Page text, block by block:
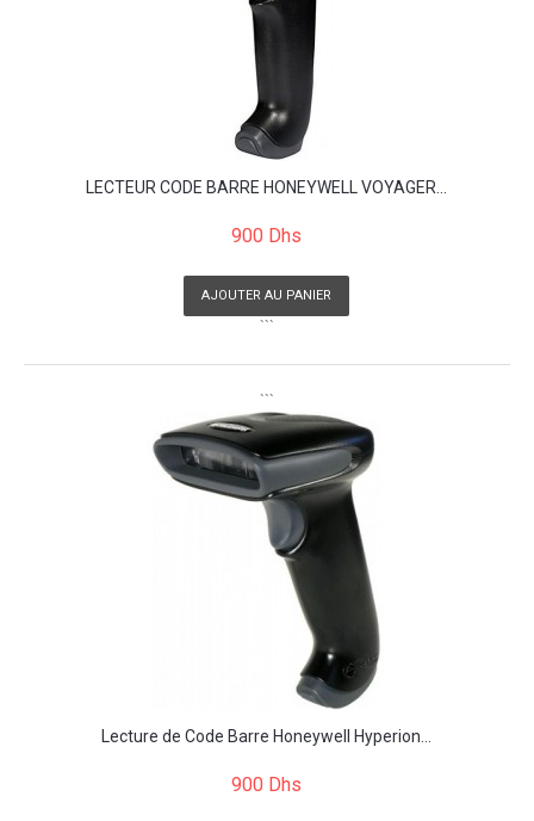
LECTEUR CODE BARRE HONEYWELL VOYAGER...
900 Dhs
AJOUTER AU PANIER
```
```
Lecture de Code Barre Honeywell Hyperion...
900 Dhs